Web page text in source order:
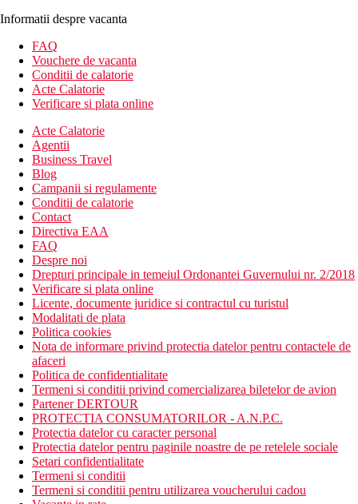
Informatii despre vacanta
FAQ
Vouchere de vacanta
Conditii de calatorie
Acte Calatorie
Verificare si plata online
Acte Calatorie
Agentii
Business Travel
Blog
Campanii si regulamente
Conditii de calatorie
Contact
Directiva EAA
FAQ
Despre noi
Drepturi principale in temeiul Ordonantei Guvernului nr. 2/2018
Verificare si plata online
Licente, documente juridice si contractul cu turistul
Modalitati de plata
Politica cookies
Nota de informare privind protectia datelor pentru contactele de
afaceri
Politica de confidentialitate
Termeni si conditii privind comercializarea biletelor de avion
Partener DERTOUR
PROTECTIA CONSUMATORILOR - A.N.P.C.
Protectia datelor cu caracter personal
Protectia datelor pentru paginile noastre de pe retelele sociale
Setari confidentialitate
Termeni si conditii
Termeni si conditii pentru utilizarea voucherului cadou